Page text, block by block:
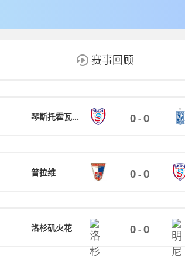
赛事回顾
琴斯托霍瓦火花 0 - 0
普拉维 0 - 0
洛杉矶火花 0 - 0